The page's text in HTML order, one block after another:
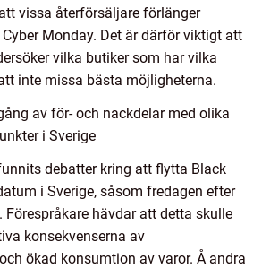
vissa återförsäljare förlänger
Monday. Det är därför viktigt att
vilka butiker som har vilka
inte missa bästa möjligheterna.
av för- och nackdelar med olika
i Sverige
debatter kring att flytta Black
i Sverige, såsom fredagen efter
Förespråkare hävdar att detta skulle
konsekvenserna av
ökad konsumtion av varor. Å andra